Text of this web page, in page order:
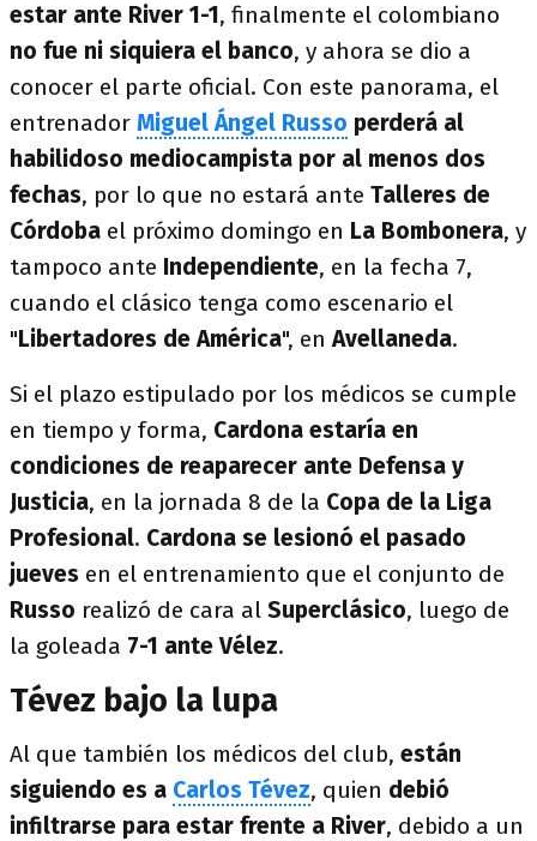
estar ante River 1-1, finalmente el colombiano
no fue ni siquiera el banco, y ahora se dio a
conocer el parte oficial. Con este panorama, el
entrenador Miguel Ángel Russo perderá al
habilidoso mediocampista por al menos dos
fechas, por lo que no estará ante Talleres de
Córdoba el próximo domingo en La Bombonera, y
tampoco ante Independiente, en la fecha 7,
cuando el clásico tenga como escenario el
"Libertadores de América", enAvellaneda.
Si el plazo estipulado por los médicos se cumple
en tiempo y forma, Cardona estaría en
condiciones de reaparecer ante Defensa y
Justicia, en la jornada 8 de la Copa de la Liga
Profesional. Cardona se lesionó el pasado
jueves en el entrenamiento que el conjunto de
Russo realizó de cara al Superclásico, luego de
la goleada 7-1 ante Vélez.
Tévez bajo la lupa
Al que también los médicos del club, están
siguiendo es a Carlos Tévez, quien debió
infiltrarse para estar frente a River, debido a un